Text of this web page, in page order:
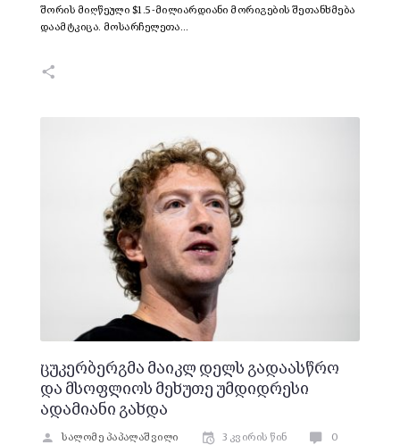
შორის მიღწეული $1.5-მილიარდიანი მორიგების შეთანხმება
დაამტკიცა. მოსარჩელეთა…
ცუკერბერგმა მაიკლ დელს გადაასწრო
და მსოფლიოს მეხუთე უმდიდრესი
ადამიანი გახდა
სალომე პაპალაშვილი 3 კვირის წინ 0